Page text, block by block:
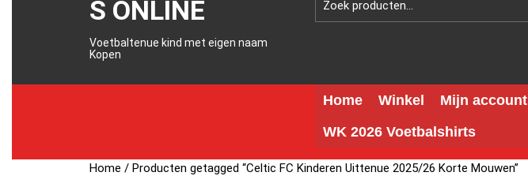
S ONLINE
Voetbaltenue kind met eigen naam
Kopen
Home Winkel Mijn account
WK 2026 Voetbalshirts
Home / Producten getagged “Celtic FC Kinderen Uittenue 2025/26 Korte Mouwen”